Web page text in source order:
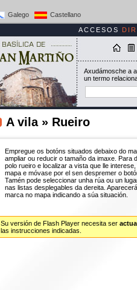
Galego Castellano
ACCESOS
Axudámosche a
un termo
A vila » Rueiro
Empregue os botóns situados debaixo do
ampliar ou reducir o tamaño da imaxe. Para
polo rueiro e localizar a vista que lle interese,
mapa e móvase por el sen despremer o
Tamén pode seleccionar unha rúa ou un
nas listas desplegables da dereita.
marca no mapa indicando a súa situación.
Su versión de Flash Player necesita ser
las instrucciones indicadas.